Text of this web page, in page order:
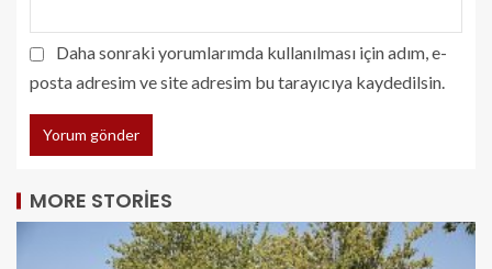
Daha sonraki yorumlarımda kullanılması için adım, e-
posta adresim ve site adresim bu tarayıcıya kaydedilsin.
MORE STORIES